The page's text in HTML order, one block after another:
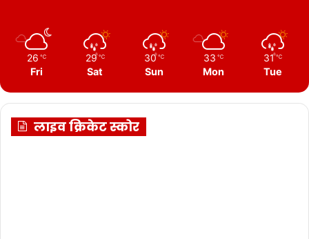
26 ℃
Fri
29 ℃
Sat
30 ℃
Sun
33 ℃
Mon
31 ℃
Tue
लाइव क्रिकेट स्कोर